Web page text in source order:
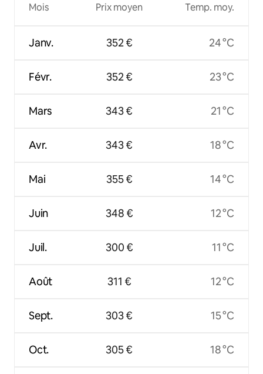
Mois
Janv.
Févr.
Mars
Avr.
Mai
Juin
Juil.
Août
Sept.
Oct.
Prix moyen
352 €
352 €
343 €
343 €
355 €
348 €
300 €
311 €
303 €
305 €
Temp. moy.
24 °C
23 °C
21 °C
18 °C
14 °C
12 °C
11 °C
12 °C
15 °C
18 °C